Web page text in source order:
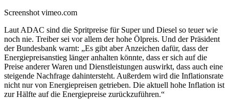
Screenshot vimeo.com
Laut ADAC sind die Spritpreise für Super und Diesel so teuer wie
noch nie. Treiber sei vor allem der hohe Ölpreis. Und der Präsident
der Bundesbank warnt: „Es gibt aber Anzeichen dafür, dass der
Energiepreisanstieg länger anhalten könnte, dass er sich auf die
Preise anderer Waren und Dienstleistungen auswirkt, dass auch eine
steigende Nachfrage dahintersteht. Außerdem wird die Inflationsrate
nicht nur von Energiepreisen getrieben. Die aktuell hohe Inflation ist
zur Hälfte auf die Energiepreise zurückzuführen.“